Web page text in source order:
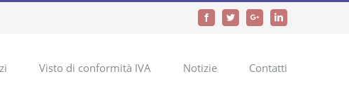
FacebookTwitterGoogle+LinkedIn
Visto di conformità IVA Notizie Contatti